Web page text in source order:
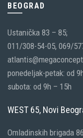
BEOGRAD
Ustanička 83 – 85;
011/308-54-05, 069/
ponedeljak-petak: od
subota: od 9h – 15h
WEST 65, Novi
Omladinskih brigada